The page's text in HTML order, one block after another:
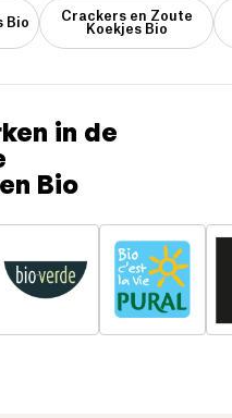
Bio
Crackers en Zoute
Koekjes Bio
in de
Bio